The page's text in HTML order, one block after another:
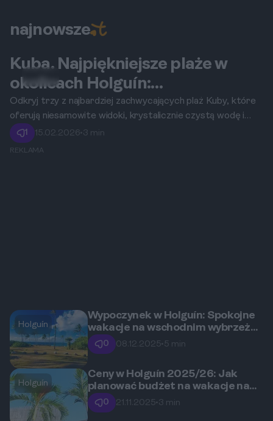
najnowsze
Kuba. Najpiękniejsze plaże w
okolicach Holguín:
Guardalavaca, Playa Pesquero i
Playa Esmeralda
Odkryj trzy z najbardziej zachwycających plaż Kuby, które
oferują niesamowite widoki, krystalicznie czystą wodę i
możliwości relaksu. W tym przewodniku skupiamy się na
Playa Pesquero, szczegółowo opisując jego wyjątkowe
1 15.02.2026• 3 min
REKLAMA
Holguín
Wypoczynek w Holguín: Spokojne
wakacje na wschodnim wybrzeżu
Kuby
0 08.12.2025• 5 min
Holguín
Ceny w Holguín 2025/26: Jak
planować budżet na wakacje na
Kubie?
0 21.11.2025• 3 min